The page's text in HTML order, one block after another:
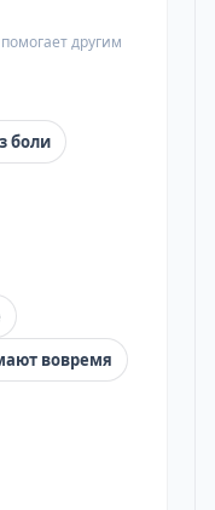
другим
боли
вовремя